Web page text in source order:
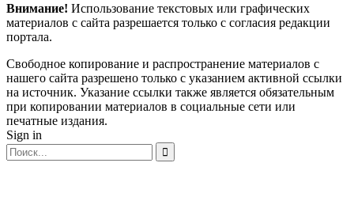
Внимание! Использование текстовых или графических
материалов с сайта разрешается только c согласия редакции
портала.
Свободное копирование и распространение материалов с
нашего сайта разрешено только с указанием активной ссылки
на источник. Указание ссылки также является обязательным
при копировании материалов в социальные сети или
печатные издания.
Sign in